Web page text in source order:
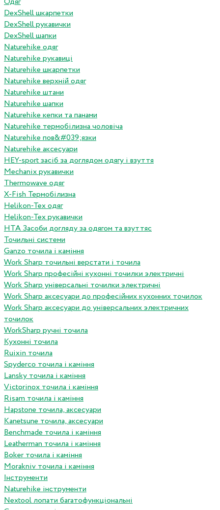
DexShell шкарпетки
DexShell рукавички
DexShell шапки
Naturehike одяг
Naturehike рукавиці
Naturehike шкарпетки
Naturehike верхній одяг
Naturehike штани
Naturehike шапки
Naturehike кепки та панами
Naturehike термобілизна чоловіча
Naturehike пов&#039;язки
Naturehike аксесуари
HEY-sport засіб за доглядом одягу і взуття
Mechanix рукавички
Thermowave одяг
X-Fish Термобілизна
Helikon-Tex одяг
Helikon-Tex рукавички
HTA Засоби догляду за одягом та взуттяс
Точильні системи
Ganzo точила і каміння
Work Sharp точильні верстати і точила
Work Sharp професiйнi кухоннi точилки электричнi
Work Sharp унiверсальнi точилки электричнi
Work Sharp аксесуари до професiйних кухонних точилок
Work Sharp аксесуари до унiверсальних электричних
точилок
WorkSharp ручні точила
Кухонні точила
Ruixin точила
Spyderco точила і каміння
Lansky точила і каміння
Victorinox точила і каміння
Risam точила і каміння
Hapstone точила, аксесуари
Kanetsune точила, аксесуари
Benchmade точила і каміння
Leatherman точила і каміння
Boker точила і каміння
Morakniv точила і каміння
Інструменти
Naturehike інструменти
Nextool лопати багатофункціональні